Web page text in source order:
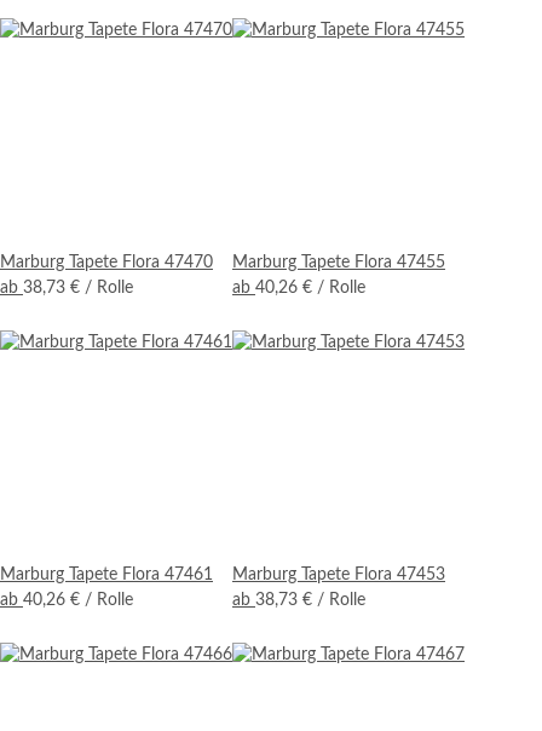
Marburg Tapete Flora 47470
ab 38,73 € / Rolle
Marburg Tapete Flora 47455
ab 40,26 € / Rolle
Marburg Tapete Flora 47461
ab 40,26 € / Rolle
Marburg Tapete Flora 47453
ab 38,73 € / Rolle